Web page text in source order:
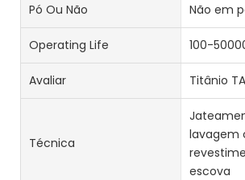
Pó Ou Não Não em
Operating Life 100-
Avaliar Titânio
Técnica
lavagem
escova